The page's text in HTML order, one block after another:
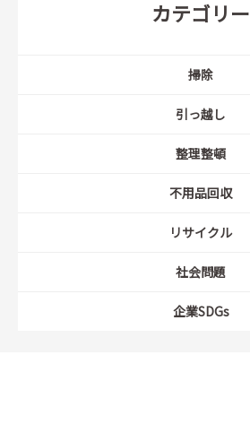
カテゴリー
掃除
引っ越し
整理整頓
不用品回収
リサイクル
社会問題
企業SDGs